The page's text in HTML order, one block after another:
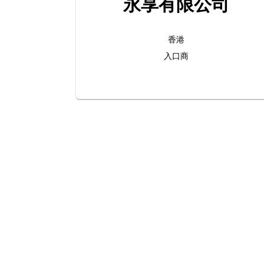
永享有限公司
香港
入口商